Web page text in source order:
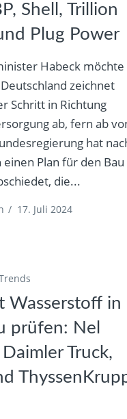
Shell, Trillion
Plug Power
Habeck möchte
zeichnet
Schritt in Richtung
ab, fern ab
hat
Plan für den Bau
die...
/ 17. Juli 2024
Wasserstoff in
prüfen: Nel
Truck,